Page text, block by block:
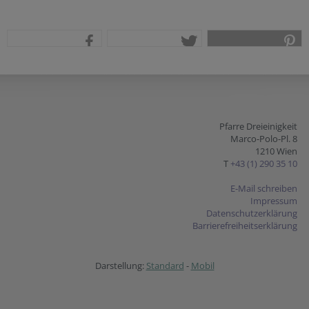
Pfarre Dreieinigkeit
Marco-Polo-Pl. 8
1210 Wien
T +43 (1) 290 35 10
E-Mail schreiben
Impressum
Datenschutzerklärung
Barrierefreiheitserklärung
Darstellung: Standard - Mobil